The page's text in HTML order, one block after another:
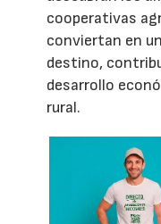
cooperativas
conviertan en
destino,
desarrollo
rural.